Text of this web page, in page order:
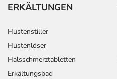
ERKÄLTUNGEN
Hustenstiller
Hustenlöser
Halsschmerztabletten
Erkältungsbad